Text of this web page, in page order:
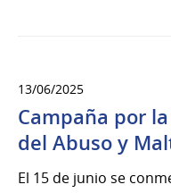
13/06/2025
Campaña por
del Abuso y
El 15 de junio se